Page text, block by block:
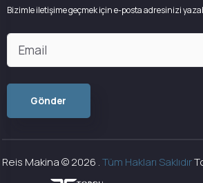
Bizimle iletişime geçmek için e-posta adresinizi
Reis Makina ©2026 .Tüm Hakları Saklıdır